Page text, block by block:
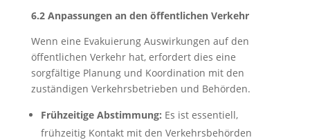
6.2 Anpassungen an den öffentlichen Verkehr
Wenn eine Evakuierung Auswirkungen auf den
öffentlichen Verkehr hat, erfordert dies eine
sorgfältige Planung und Koordination mit den
zuständigen Verkehrsbetrieben und Behörden.
Frühzeitige Abstimmung: Es ist essentiell,
frühzeitig Kontakt mit den Verkehrsbehörden